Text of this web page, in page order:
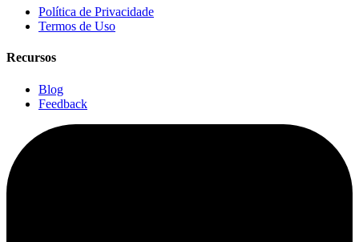
Política de Privacidade
Termos de Uso
Recursos
Blog
Feedback